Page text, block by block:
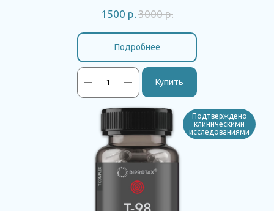
1500 р. 3000 р.
Подробнее
Купить
Подтверждено
клиническими
исследованиями